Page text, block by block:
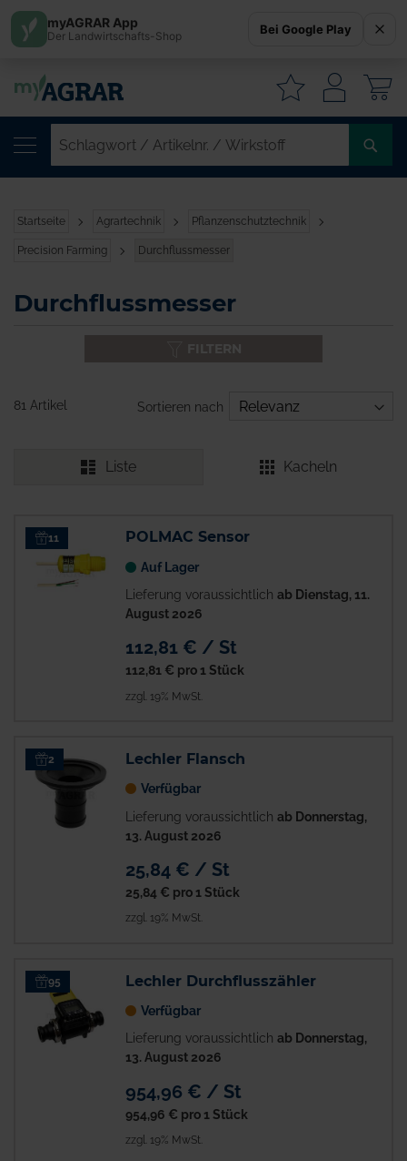
Startseite Agrartechnik Pflanzenschutztechnik
Precision Farming Durchflussmesser
Durchflussmesser
81 Artikel Sortieren nach
Liste Kacheln
11 POLMAC Sensor
Auf Lager
Lieferung voraussichtlich ab Dienstag, 11.
August 2026
112,81 € / St
112,81 € pro 1 Stück
zzgl. 19% MwSt.
2 Lechler Flansch
Verfügbar
Lieferung voraussichtlich ab Donnerstag,
13. August 2026
25,84 € / St
25,84 € pro 1 Stück
zzgl. 19% MwSt.
95 Lechler Durchflusszähler
Verfügbar
Lieferung voraussichtlich ab Donnerstag,
13. August 2026
954,96 € / St
954,96 € pro 1 Stück
zzgl. 19% MwSt.
myAGRAR App
Der Landwirtschafts-Shop Bei Google Play